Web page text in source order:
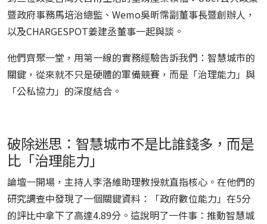
暨政府事務馬培治總監、Wemo吳昕霈副董事長暨創辦人，
以及CHARGESPOT姜建丞董事一起與談。
他們齊聚一堂，用第一線的實務經驗告訴我們：智慧城市的
關鍵，從來就不只是硬體的軍備競賽，而是「治理能力」與
「公私協力」的深度結合。
破除迷思：智慧城市不是比誰錢多，而是
比「治理能力」
論壇一開場，主持人李洛維助理教授就直指核心。在他們的
研究調查中發現了一個關鍵資料：「政府數位能力」在5分
的評比中拿下了高達4.89分。這說明了一件事：推動智慧城